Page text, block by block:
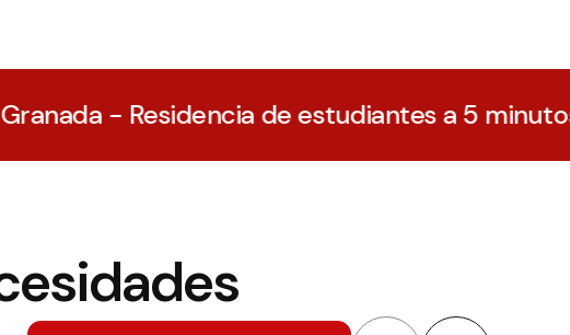
de estudiantes a 5 minutos del Campus